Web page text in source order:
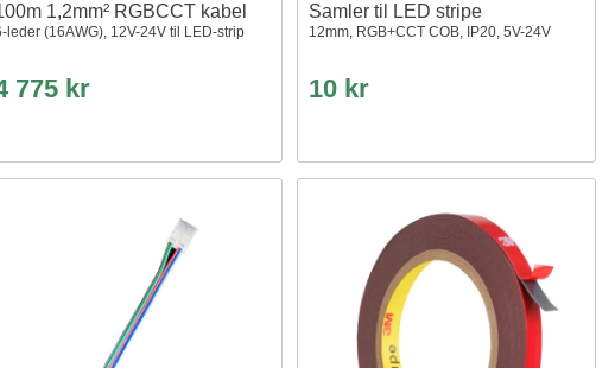
1,2mm² RGBCCT kabel
leder (16AWG), 12V-24V til LED-strip
775 kr
Samler til LED stripe
12mm, RGB+CCT COB, IP20, 5V-24V
10 kr